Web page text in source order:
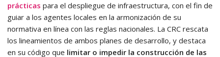
prácticas para el despliegue de infraestructura, con el fin de
guiar a los agentes locales en la armonización de su
normativa en línea con las reglas nacionales. La CRC rescata
los lineamientos de ambos planes de desarrollo, y destaca
en su código que limitar o impedir la construcción de las